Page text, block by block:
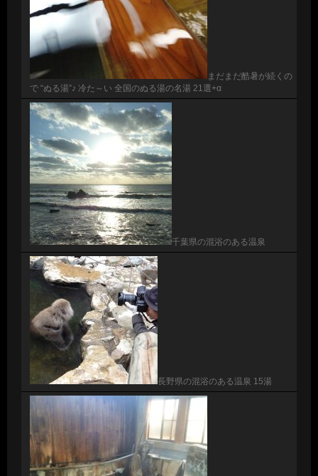
まだまだ酷暑が続くの
で “ぬる湯”♪ 冷た～い 全国のぬる湯の名湯 21選+α
千葉県の混浴のある温泉
長野県の混浴のある温泉 15湯